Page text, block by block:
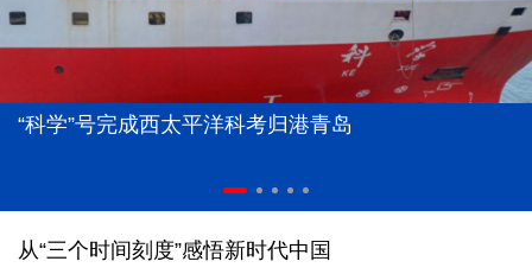
“科学”号完成西太平洋科考归港青岛
从“三个时间刻度”感悟新时代中国